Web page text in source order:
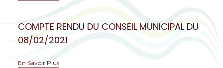
COMPTE RENDU DU CONSEIL MUNICIPAL DU
08/02/2021
En Savoir Plus